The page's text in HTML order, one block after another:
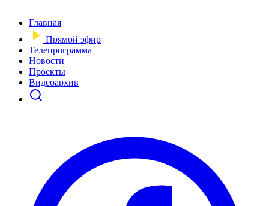
Главная
Прямой эфир
Телепрограмма
Новости
Проекты
Видеоархив